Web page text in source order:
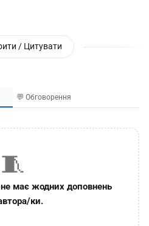
/ Цитувати
💬 Обговорення
🧵
має жодних доповнень
ки.